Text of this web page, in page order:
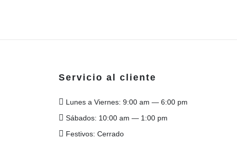
Servicio al cliente
Lunes a Viernes: 9:00 am — 6:00 pm
Sábados: 10:00 am — 1:00 pm
Festivos: Cerrado